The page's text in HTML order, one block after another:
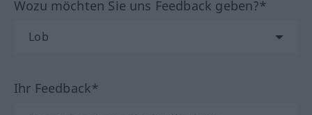
Wozu möchten Sie uns Feedback geben?*
Ihr Feedback*